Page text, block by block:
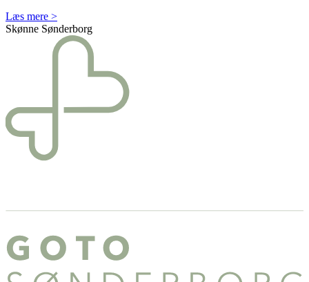
Læs mere >
Skønne Sønderborg